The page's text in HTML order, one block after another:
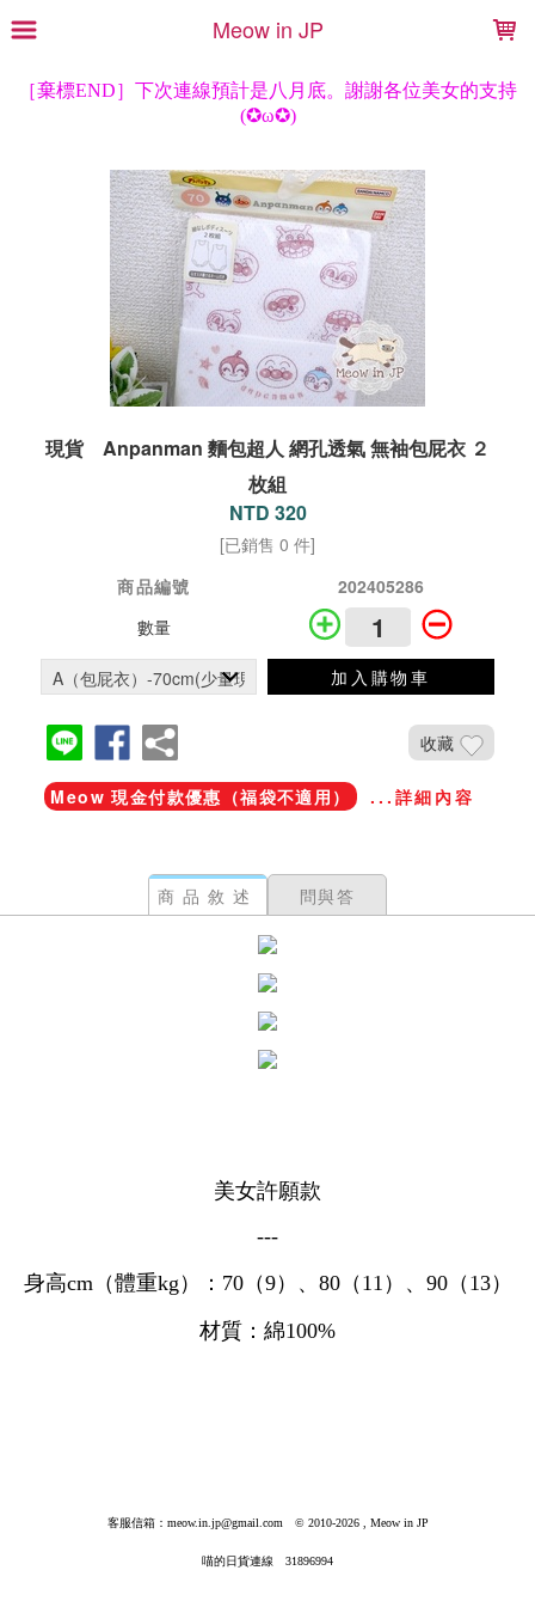
Meow in JP
現貨 Anpanman 麵包超人 網孔透氣 無袖包屁衣 ２
枚組
NTD 320
[已銷售 0 件]
商品編號
202405286
數量
加入購物車
收藏
Meow 現金付款優惠（福袋不適用） ...詳細內容
商品敘述 問與答